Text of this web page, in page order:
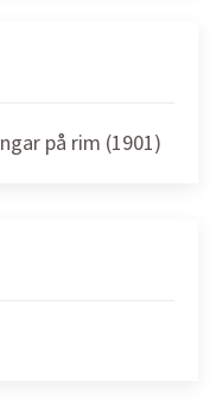
på rim (1901)